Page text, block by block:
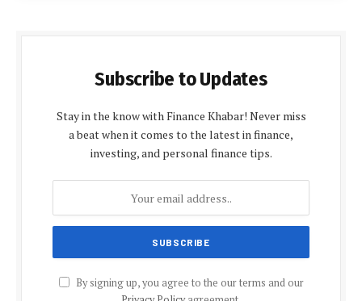
Subscribe to Updates
Stay in the know with Finance Khabar! Never miss
a beat when it comes to the latest in finance,
investing, and personal finance tips.
By signing up, you agree to the our terms and our